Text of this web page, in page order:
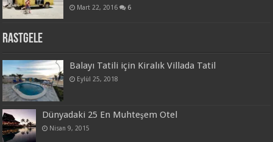
Mart 22, 2016 6
Rastgele
Balayı Tatili için Kiralık Villada Tatil
Eylül 25, 2018
Dünyadaki 25 En Muhteşem Otel
Nisan 9, 2015